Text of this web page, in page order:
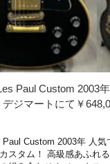
Paul Custom 2003
デジマートにて￥
Custom 2003年 人気
スタム！ 高級感あふれ